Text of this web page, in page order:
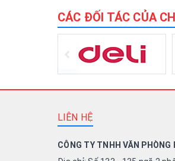
CÁC ĐỐI TÁC CỦA
LIÊN HỆ
CÔNG TY TNHH VĂN PHÒNG